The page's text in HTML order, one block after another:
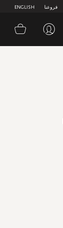
ENGLISH فروعنا
سلة